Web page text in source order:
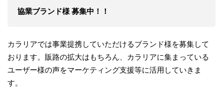
協業ブランド様 募集中！！
カラリアでは事業提携していただけるブランド様を募集して
おります。販路の拡大はもちろん、カラリアに集まっている
ユーザー様の声をマーケティング支援等に活用していきま
す。